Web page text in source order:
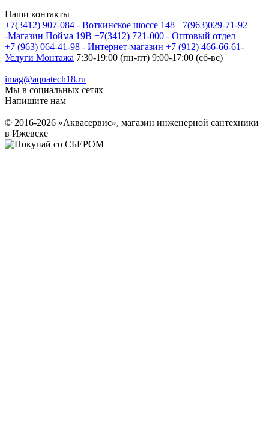
Наши контакты
+7(3412) 907-084 - Воткинское шоссе 148 +7(963)029-71-92
-Магазин Пойма 19В +7(3412) 721-000 - Оптовый отдел
+7 (963) 064-41-98 - Интернет-магазин +7 (912) 466-66-61-
Услуги Монтажа 7:30-19:00 (пн-пт) 9:00-17:00 (сб-вс)
imag@aquatech18.ru
Мы в социальных сетях
Напишите нам
© 2016-2026 «Аквасервис», магазин инженерной сантехники
в Ижевске